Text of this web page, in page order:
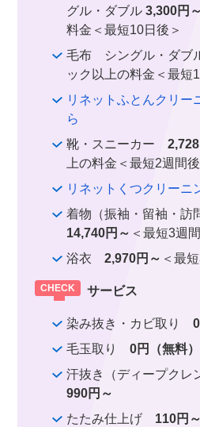
グル・ダブル3,300円～
料金＜最短10日後＞
毛布 シングル・ダブ
ック以上の料金＜最短
リネットふとんクリー
ら
靴・スニーカー
上の料金＜最短2週間後
リネットくつクリーニ
着物（振袖・留袖・
14,740円～ ＜最短3週
浴衣2,970円～ ＜最
サービス
染み抜き・カビ取り
毛玉取り0円（無料）
汗抜き（ディープク
990円～
たたみ仕上げ 110円～